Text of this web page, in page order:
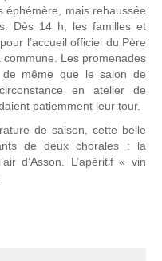
éphémère, mais rehaussée
Dès 14 h, les familles et
l’accueil officiel du Père
Les promenades
même que le salon de
en atelier de
patiemment leur tour.
de saison, cette belle
de deux chorales : la
d’Asson. L’apéritif « vin